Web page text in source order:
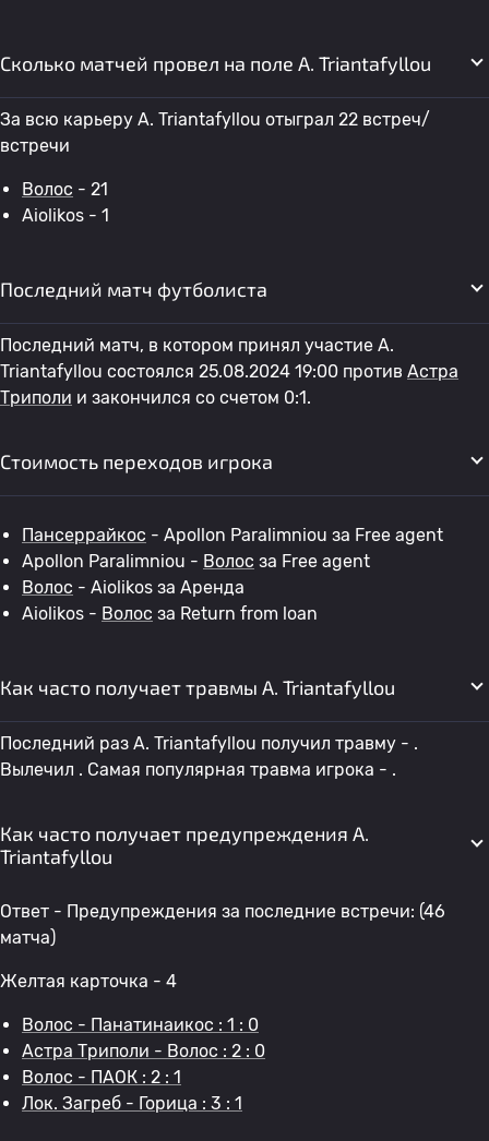
Сколько матчей провел на поле A. Triantafyllou
За всю карьеру A. Triantafyllou отыграл 22 встреч/
встречи
Волос - 21
Aiolikos - 1
Последний матч футболиста
Последний матч, в котором принял участие A.
Triantafyllou состоялся 25.08.2024 19:00 против Астра
Триполи и закончился со счетом 0:1.
Стоимость переходов игрока
Пансеррайкос - Apollon Paralimniou за Free agent
Apollon Paralimniou - Волос за Free agent
Волос - Aiolikos за Аренда
Aiolikos - Волос за Return from loan
Как часто получает травмы A. Triantafyllou
Последний раз A. Triantafyllou получил травму - .
Вылечил . Самая популярная травма игрока - .
Как часто получает предупреждения A.
Triantafyllou
Ответ - Предупреждения за последние встречи: (46
матча)
Желтая карточка - 4
Волос - Панатинаикос : 1 : 0
Астра Триполи - Волос : 2 : 0
Волос - ПАОК : 2 : 1
Лок. Загреб - Горица : 3 : 1